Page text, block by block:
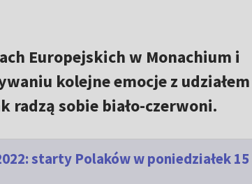
Europejskich w Monachium i
kolejne emocje z udziałem
radzą sobie biało-czerwoni.
starty Polaków w poniedziałek 15